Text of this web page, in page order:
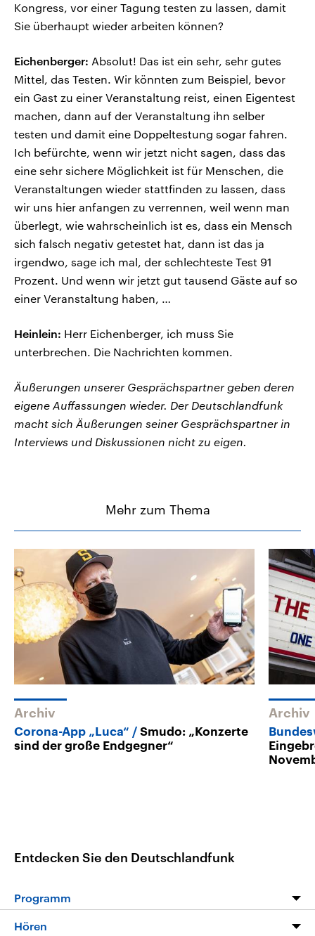
Kongress, vor einer Tagung testen zu lassen, damit
Sie überhaupt wieder arbeiten können?
Eichenberger: Absolut! Das ist ein sehr, sehr gutes
Mittel, das Testen. Wir könnten zum Beispiel, bevor
ein Gast zu einer Veranstaltung reist, einen Eigentest
machen, dann auf der Veranstaltung ihn selber
testen und damit eine Doppeltestung sogar fahren.
Ich befürchte, wenn wir jetzt nicht sagen, dass das
eine sehr sichere Möglichkeit ist für Menschen, die
Veranstaltungen wieder stattfinden zu lassen, dass
wir uns hier anfangen zu verrennen, weil wenn man
überlegt, wie wahrscheinlich ist es, dass ein Mensch
sich falsch negativ getestet hat, dann ist das ja
irgendwo, sage ich mal, der schlechteste Test 91
Prozent. Und wenn wir jetzt gut tausend Gäste auf so
einer Veranstaltung haben, …
Heinlein: Herr Eichenberger, ich muss Sie
unterbrechen. Die Nachrichten kommen.
Äußerungen unserer Gesprächspartner geben deren
eigene Auffassungen wieder. Der Deutschlandfunk
macht sich Äußerungen seiner Gesprächspartner in
Interviews und Diskussionen nicht zu eigen.
Mehr zum Thema
Archiv
Corona-App „Luca“
Smudo: „Konzerte
sind der große Endgegner“
Archiv
Entdecken Sie den Deutschlandfunk
Programm
Programm
Hören